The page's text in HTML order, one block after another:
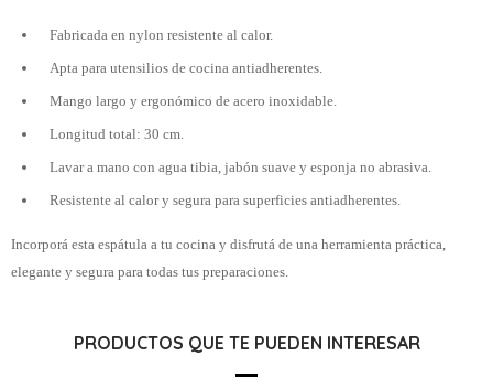
Fabricada en nylon resistente al calor.
Apta para utensilios de cocina antiadherentes.
Mango largo y ergonómico de acero inoxidable.
Longitud total: 30 cm.
Lavar a mano con agua tibia, jabón suave y esponja no abrasiva.
Resistente al calor y segura para superficies antiadherentes.
Incorporá esta espátula a tu cocina y disfrutá de una herramienta práctica,
elegante y segura para todas tus preparaciones.
PRODUCTOS QUE TE PUEDEN INTERESAR